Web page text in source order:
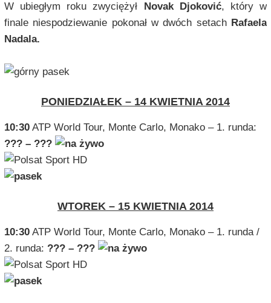
W ubiegłym roku zwyciężył Novak Djoković, który w
finale niespodziewanie pokonał w dwóch setachRafaela
Nadala.
PONIEDZIAŁEK – 14 KWIETNIA 2014
10:30ATP World Tour, Monte Carlo, Monako – 1. runda:
??? – ???
WTOREK – 15 KWIETNIA 2014
10:30ATP World Tour, Monte Carlo, Monako – 1. runda /
2. runda: ??? – ???